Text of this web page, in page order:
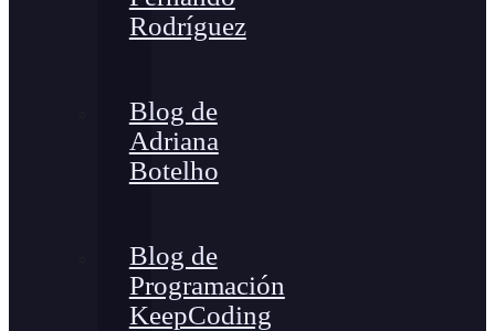
Rodríguez
Blog de
Adriana
Botelho
Blog de
Programación
KeepCoding